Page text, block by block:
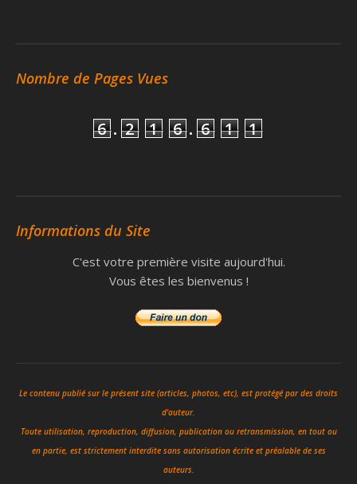
Nombre de Pages Vues
6 . 2 1 6 . 6 1 1
Informations du Site
C'est votre première visite aujourd'hui.
Vous êtes les bienvenus !
Le contenu publié sur le présent site (articles, photos, etc), est protégé par des droits
d'auteur.
Toute utilisation, reproduction, diffusion, publication ou retransmission, en tout ou
en partie, est strictement interdite sans autorisation écrite et préalable de ses
auteurs.